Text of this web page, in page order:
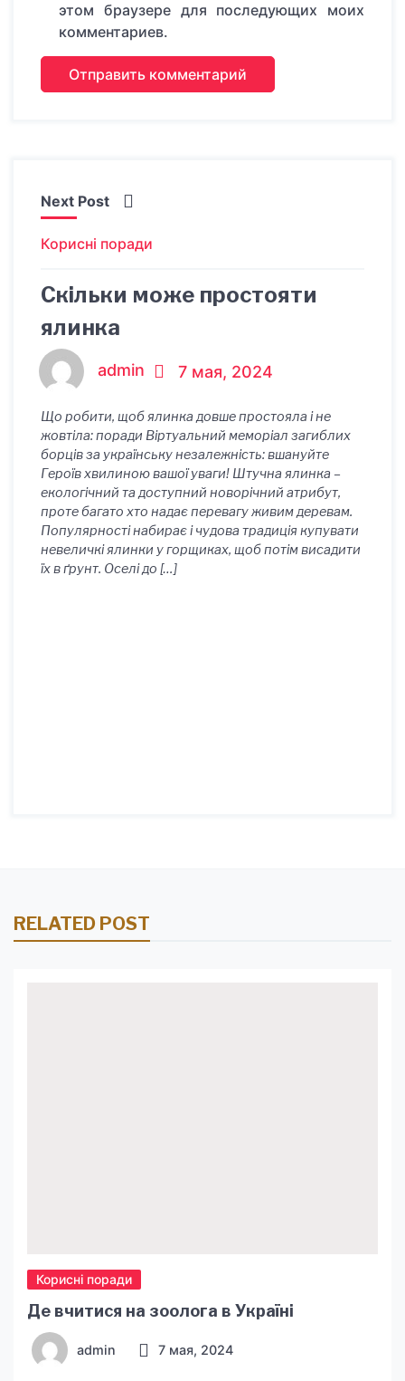
этом браузере для последующих моих
комментариев.
Next Post
Корисні поради
Скільки може простояти
ялинка
admin 7 мая, 2024
Що робити, щоб ялинка довше простояла і не
жовтіла: поради Віртуальний меморіал загиблих
борців за українську незалежність: вшануйте
Героїв хвилиною вашої уваги! Штучна ялинка –
екологічний та доступний новорічний атрибут,
проте багато хто надає перевагу живим деревам.
Популярності набирає і чудова традиція купувати
невеличкі ялинки у горщиках, щоб потім висадити
їх в ґрунт. Оселі до […]
RELATED POST
Корисні поради
Де вчитися на зоолога в Україні
admin 7 мая, 2024